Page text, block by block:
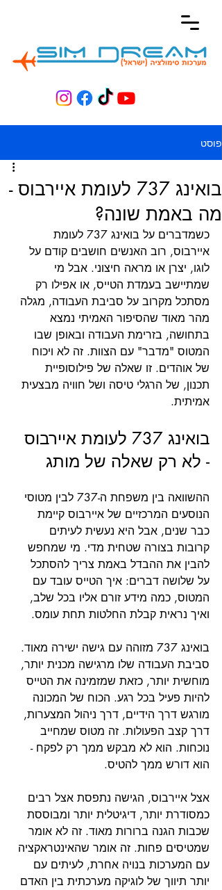
פוסט
בואינג 737 לעומת איירבוס -
מה באמת שונה?
כשמדברים על בואינג 737 לעומת
איירבוס, רוב האנשים חושבים קודם על
לוגו, יצרן או מראה חיצוני. אבל מי
שמתיישב בעמדת הטייס, או אפילו רק
מסתכל מקרוב על סביבת העבודה, מגלה
מהר מאוד שהסיפור האמיתי נמצא
בתחושה, בזרימת העבודה ובאופן שבו
המטוס "מדבר" עם הצוות. זה לא ויכוח
של אוהדים. זו שאלה של פילוסופיית
תכנון, של הרגלי טיסה ושל חוויה מבצעית
אמיתית.
בואינג 737 לעומת איירבוס
- לא רק שאלה של מותג
ההשוואה בין משפחת ה-737 לבין מטוסי
הנוסעים המרכזיים של איירבוס קיימת
כבר שנים, אבל היא נעשית לעיתים
קרובות בצורה שטחית מדי. מי שמחפש
להבין את ההבדל באמת צריך להסתכל
על שלושה דברים: איך הטייס עובד עם
המטוס, כמה מידע זורם אליו בכל שלב,
ואיך נראית קבלת החלטות תחת עומס.
בואינג 737 מזוהה עם גישה ישירה מאוד.
סביבת העבודה שלו מרגישה מכנית יותר,
מוחשית יותר, כזאת שמזמינה את הטייס
להיות פעיל בכל רגע. הכוח של המכונה
מורגש דרך הידיים, דרך ניהול המצערות,
דרך קצב הפעולות. זה מטוס שמחייב
נוכחות. הוא לא מבקש ממך רק לפקח -
הוא דורש ממך להטיס.
אצל איירבוס, הגישה נתפסת אצל רבים
כמסודרת יותר, דיגיטלית יותר ומבוססת
שכבות הגנה ברורות מאוד. זה לא אומר
שמטיסים פחות. זה אומר שהאינטראקציה
עם המערכות בנויה אחרת, לעיתים עם
יותר תיווך של לוגיקה מערכתית בין האדם